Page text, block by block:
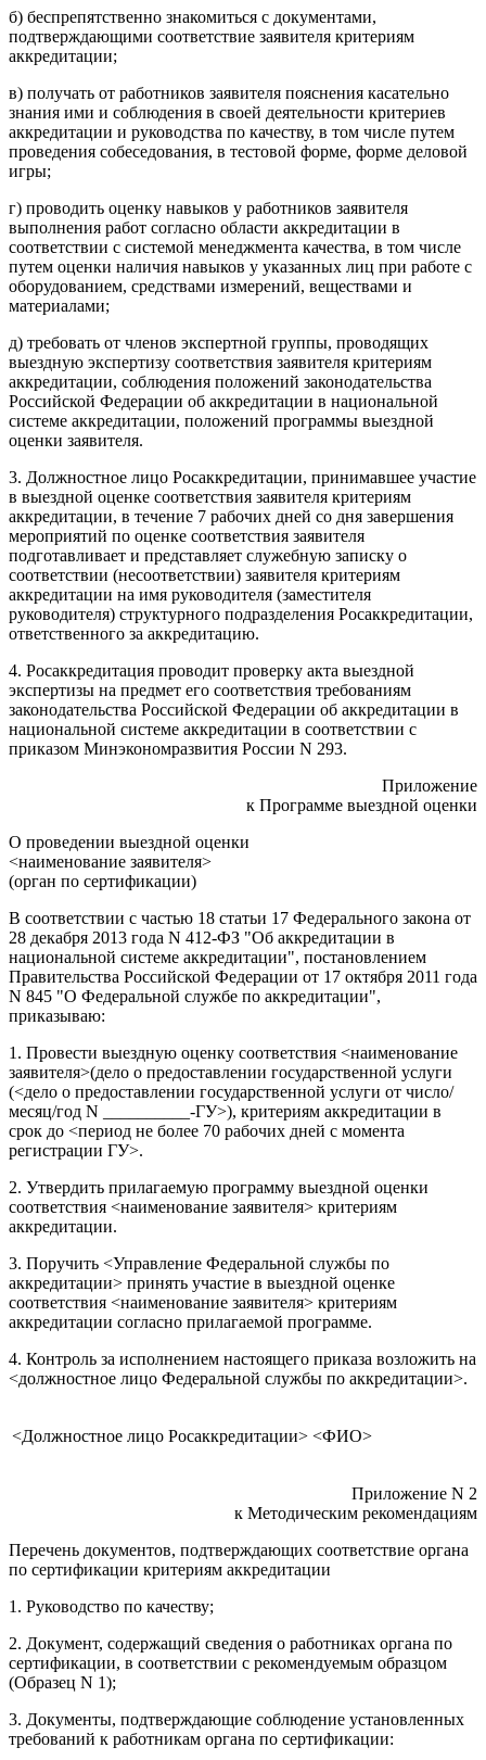
б) беспрепятственно знакомиться с документами,
подтверждающими соответствие заявителя критериям
аккредитации;
в) получать от работников заявителя пояснения касательно
знания ими и соблюдения в своей деятельности критериев
аккредитации и руководства по качеству, в том числе путем
проведения собеседования, в тестовой форме, форме деловой
игры;
г) проводить оценку навыков у работников заявителя
выполнения работ согласно области аккредитации в
соответствии с системой менеджмента качества, в том числе
путем оценки наличия навыков у указанных лиц при работе с
оборудованием, средствами измерений, веществами и
материалами;
д) требовать от членов экспертной группы, проводящих
выездную экспертизу соответствия заявителя критериям
аккредитации, соблюдения положений законодательства
Российской Федерации об аккредитации в национальной
системе аккредитации, положений программы выездной
оценки заявителя.
3. Должностное лицо Росаккредитации, принимавшее участие
в выездной оценке соответствия заявителя критериям
аккредитации, в течение 7 рабочих дней со дня завершения
мероприятий по оценке соответствия заявителя
подготавливает и представляет служебную записку о
соответствии (несоответствии) заявителя критериям
аккредитации на имя руководителя (заместителя
руководителя) структурного подразделения Росаккредитации,
ответственного за аккредитацию.
4. Росаккредитация проводит проверку акта выездной
экспертизы на предмет его соответствия требованиям
законодательства Российской Федерации об аккредитации в
национальной системе аккредитации в соответствии с
приказом Минэкономразвития России N 293.
Приложение
к Программе выездной оценки
О проведении выездной оценки
<наименование заявителя>
(орган по сертификации)
В соответствии с частью 18 статьи 17 Федерального закона от
28 декабря 2013 года N 412-ФЗ "Об аккредитации в
национальной системе аккредитации", постановлением
Правительства Российской Федерации от 17 октября 2011 года
N 845 "О Федеральной службе по аккредитации",
приказываю:
1. Провести выездную оценку соответствия <наименование
заявителя>(дело о предоставлении государственной услуги
(<дело о предоставлении государственной услуги от число/
месяц/год N __________-ГУ>), критериям аккредитации в
срок до <период не более 70 рабочих дней с момента
регистрации ГУ>.
2. Утвердить прилагаемую программу выездной оценки
соответствия <наименование заявителя> критериям
аккредитации.
3. Поручить <Управление Федеральной службы по
аккредитации> принять участие в выездной оценке
соответствия <наименование заявителя> критериям
аккредитации согласно прилагаемой программе.
4. Контроль за исполнением настоящего приказа возложить на
<должностное лицо Федеральной службы по аккредитации>.
<Должностное лицо Росаккредитации> <ФИО>
Приложение N 2
к Методическим рекомендациям
Перечень документов, подтверждающих соответствие органа
по сертификации критериям аккредитации
1. Руководство по качеству;
2. Документ, содержащий сведения о работниках органа по
сертификации, в соответствии с рекомендуемым образцом
(Образец N 1);
3. Документы, подтверждающие соблюдение установленных
требований к работникам органа по сертификации: